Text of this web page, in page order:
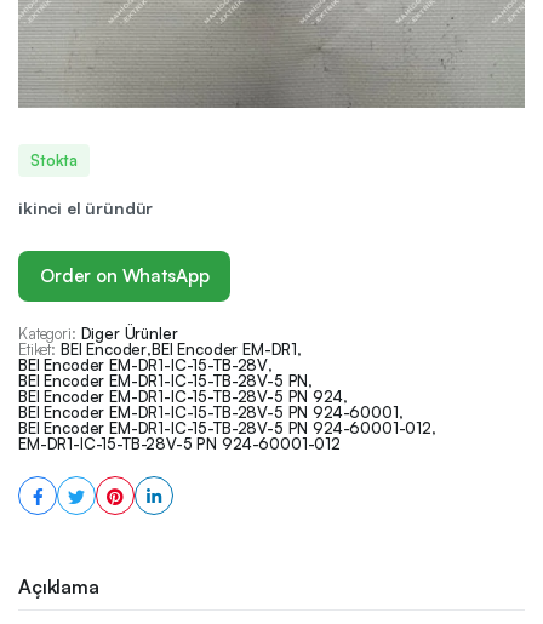
Stokta
ikinci el üründür
Order on WhatsApp
Kategori: Diger Ürünler
Etiket: BEI Encoder,BEI Encoder EM-DR1,
BEI Encoder EM-DR1-IC-15-TB-28V,
BEI Encoder EM-DR1-IC-15-TB-28V-5 PN,
BEI Encoder EM-DR1-IC-15-TB-28V-5 PN 924,
BEI Encoder EM-DR1-IC-15-TB-28V-5 PN 924-60001,
BEI Encoder EM-DR1-IC-15-TB-28V-5 PN 924-60001-012,
EM-DR1-IC-15-TB-28V-5 PN 924-60001-012
Açıklama